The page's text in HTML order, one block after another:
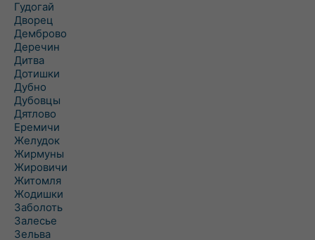
Гудогай
Дворец
Демброво
Деречин
Дитва
Дотишки
Дубно
Дубовцы
Дятлово
Еремичи
Желудок
Жирмуны
Жировичи
Житомля
Жодишки
Заболоть
Залесье
Зельва